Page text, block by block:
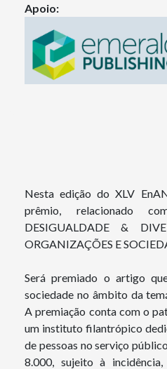
Apoio:
Nesta edição do XLV
prêmio, relacionado
DESIGUALDADE &
ORGANIZAÇÕES E
Será premiado o artigo
sociedade no âmbito da
A premiação conta com o
um instituto filantrópico
de pessoas no serviço
8.000, sujeito à